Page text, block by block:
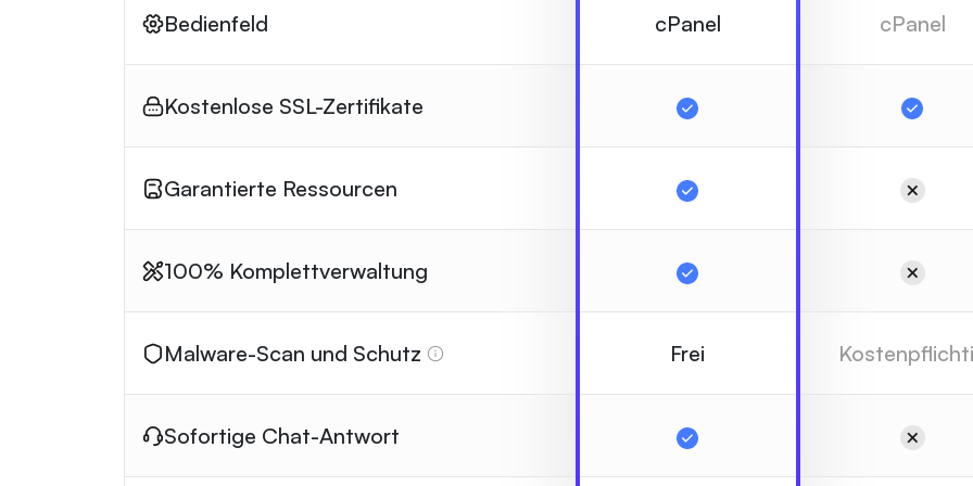
Bedienfeld
Kostenlose SSL-Zertifikate
Garantierte Ressourcen
100% Komplettverwaltung
Malware-Scan und Schutz
Sofortige Chat-Antwort
cPanel
Frei
cPanel